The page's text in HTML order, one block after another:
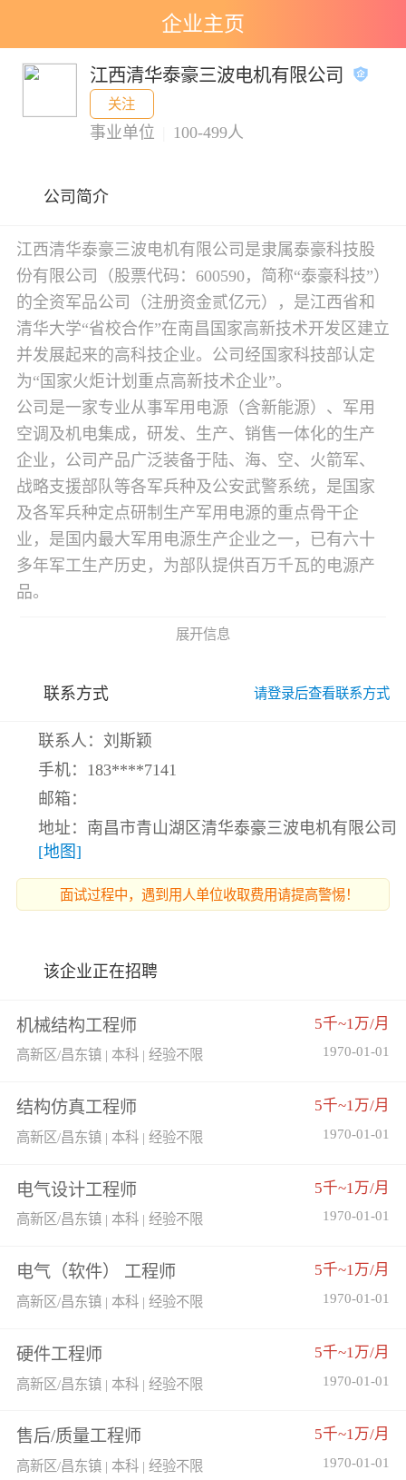
企业主页
江西清华泰豪三波电机有限公司
关注
事业单位 100-499人
公司简介
江西清华泰豪三波电机有限公司是隶属泰豪科技股
份有限公司（股票代码：600590，简称“泰豪科技”）
的全资军品公司（注册资金贰亿元），是江西省和
清华大学“省校合作”在南昌国家高新技术开发区建立
并发展起来的高科技企业。公司经国家科技部认定
为“国家火炬计划重点高新技术企业”。
公司是一家专业从事军用电源（含新能源）、军用
空调及机电集成，研发、生产、销售一体化的生产
企业，公司产品广泛装备于陆、海、空、火箭军、
战略支援部队等各军兵种及公安武警系统，是国家
及各军兵种定点研制生产军用电源的重点骨干企
业，是国内最大军用电源生产企业之一，已有六十
多年军工生产历史，为部队提供百万千瓦的电源产
品。
展开信息
联系方式 请登录后查看联系方式
联系人：刘斯颖
手机： 183****7141
邮箱：
地址：南昌市青山湖区清华泰豪三波电机有限公司
[地图]
面试过程中，遇到用人单位收取费用请提高警惕！
该企业正在招聘
机械结构工程师 5千~1万/月
高新区/昌东镇 | 本科 | 经验不限 1970-01-01
结构仿真工程师 5千~1万/月
高新区/昌东镇 | 本科 | 经验不限 1970-01-01
电气设计工程师 5千~1万/月
高新区/昌东镇 | 本科 | 经验不限 1970-01-01
电气（软件） 工程师 5千~1万/月
高新区/昌东镇 | 本科 | 经验不限 1970-01-01
硬件工程师 5千~1万/月
高新区/昌东镇 | 本科 | 经验不限 1970-01-01
售后/质量工程师 5千~1万/月
高新区/昌东镇 | 本科 | 经验不限 1970-01-01